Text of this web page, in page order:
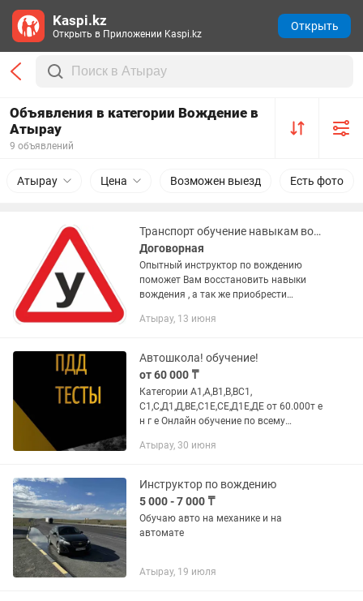
Объявления в категории Вождение в
Атырау
9 объявлений
Атырау Цена Возможен выезд Есть фото
Транспорт обучение навыкам вождения
Договорная
Опытный инструктор по вождению
поможет Вам восстановить навыки
вождения , а так же приобрести
Квалифицированный инструктор по
Приветствуем...
Атырау, 13 июня
Автошкола! обучение!
от 60 000 ₸
Категории А1,А,В1,В,ВС1,
С1,С,Д1,Д,ВЕ,С1Е,СЕ,Д1Е,ДЕ от 60.000т е
н г е Онлайн обучение по всему
50.000 т е н г е 📢Перевозка опасных
Атырау, 30 июня
Инструктор по вождению
5 000 - 7 000 ₸
Обучаю авто на механике и на
автомате
Атырау, 19 июля
Kaspi.kz
Открыть в Приложении Kaspi.kz
Открыть